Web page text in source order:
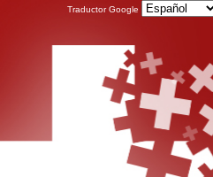
Traductor Google